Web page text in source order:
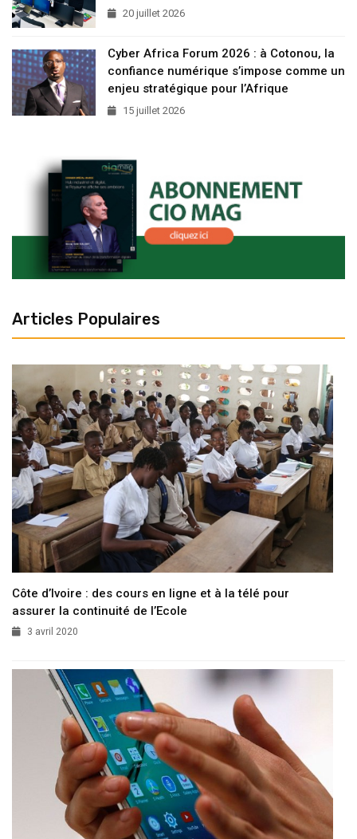
20 juillet 2026
Cyber Africa Forum 2026 : à Cotonou, la
confiance numérique s’impose comme un
enjeu stratégique pour l’Afrique
15 juillet 2026
Articles Populaires
Côte d’Ivoire : des cours en ligne et à la télé pour
assurer la continuité de l’Ecole
3 avril 2020